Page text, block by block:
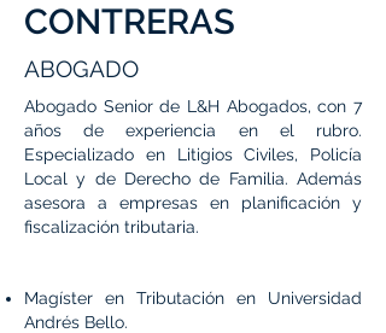
CONTRERAS
ABOGADO
Abogado Senior de L&H Abogados, con 7
años de experiencia en el rubro.
Especializado en Litigios Civiles, Policía
Local y de Derecho de Familia. Además
asesora a empresas en planificación y
fiscalización tributaria.
Magíster en Tributación en Universidad
Andrés Bello.